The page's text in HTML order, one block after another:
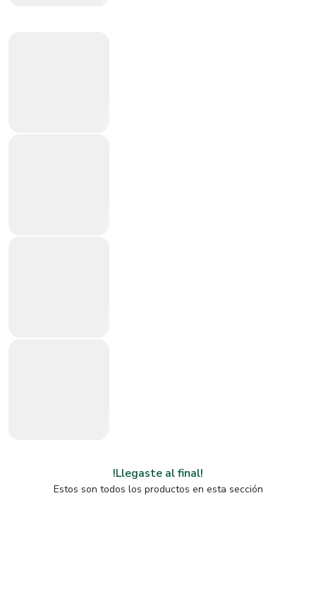
!Llegaste al final!
Estos son todos los productos en esta sección